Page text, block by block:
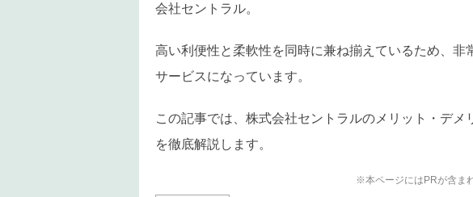
会社セントラル。
高い利便性と柔軟性を同時に兼ね揃えているため、
サービスになっています。
この記事では、株式会社セントラルのメリット・デ
を徹底解説します。
※本ページにはPRが含ま